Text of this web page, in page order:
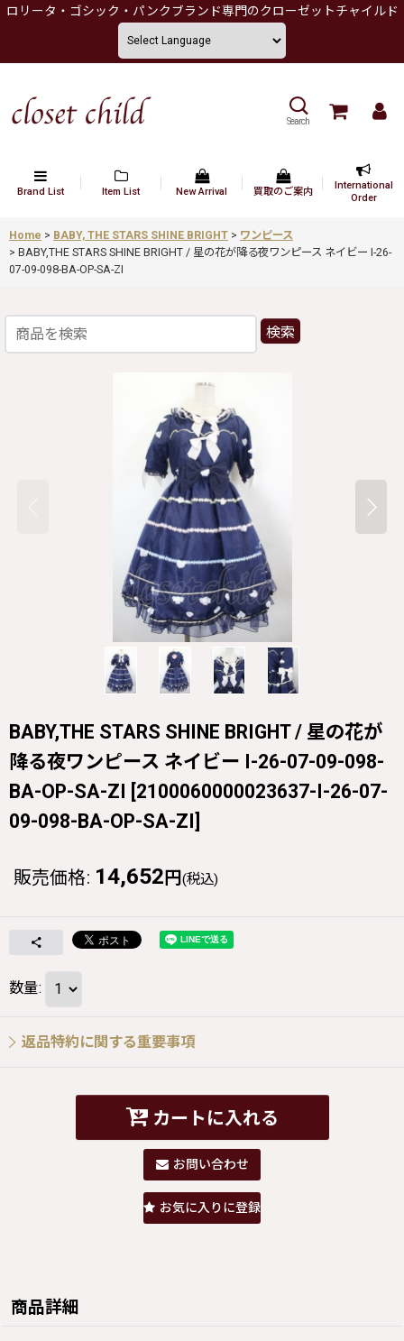
ロリータ・ゴシック・パンクブランド専門のクローゼットチャイルド
Search
Brand List Item List New Arrival 買取のご案内
International
Order
Home > BABY, THE STARS SHINE BRIGHT > ワンピース
> BABY,THE STARS SHINE BRIGHT / 星の花が降る夜ワンピース ネイビー I-26-
07-09-098-BA-OP-SA-ZI
検索
BABY,THE STARS SHINE BRIGHT / 星の花が
降る夜ワンピース ネイビー I-26-07-09-098-
BA-OP-SA-ZI [2100060000023637-I-26-07-
09-098-BA-OP-SA-ZI]
販売価格: 14,652 円 (税込)
数量:
返品特約に関する重要事項
カートに入れる
お問い合わせ
お気に入りに登録
商品詳細